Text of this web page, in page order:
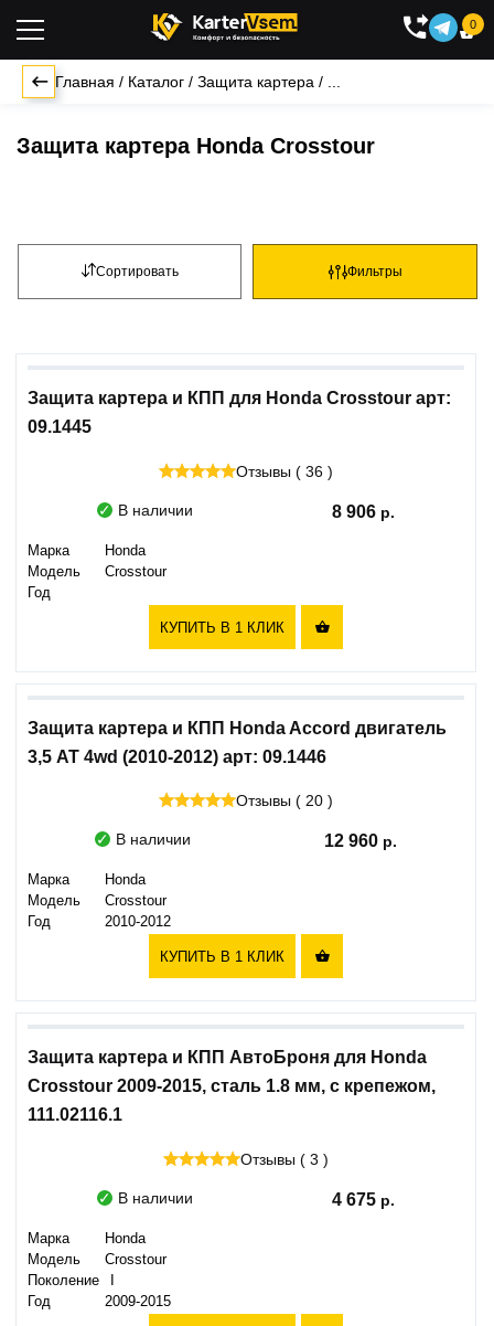

0
Главная / Каталог / Защита картера /
Защита картера Honda Crosstour
Фильтры
Сортировать
Защита картера и КПП для Honda Crosstour арт:
09.1445
Отзывы ( 36 )
В наличии 8 906
Марка
Honda
Модель
Crosstour
Год
КУПИТЬ В 1 КЛИК 
Защита картера и КПП Honda Accord двигатель
3,5 АТ 4wd (2010-2012) арт: 09.1446
Отзывы ( 20 )
В наличии 12 960
Марка
Honda
Модель
Crosstour
Год
2010-2012
КУПИТЬ В 1 КЛИК 
Защита картера и КПП АвтоБроня для Honda
Crosstour 2009-2015, сталь 1.8 мм, с крепежом,
111.02116.1
Отзывы ( 3 )
В наличии 4 675
Марка
Honda
Модель
Crosstour
Поколение
Год
2009-2015